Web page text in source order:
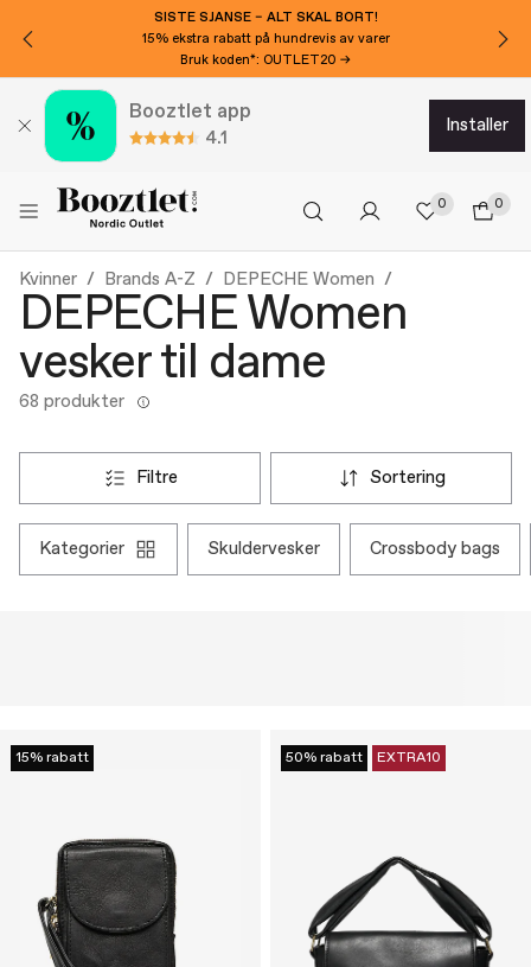
Meld deg på nyhetsbrevet vårt!
Booztlet app
4.1
installer
0 0
Kvinner Brands A-Z DEPECHE Women
DEPECHE Women
vesker til dame
68 produkter
filtre sortering
kategorier skuldervesker crossbody bags
15% rabatt 50% rabatt EXTRA10